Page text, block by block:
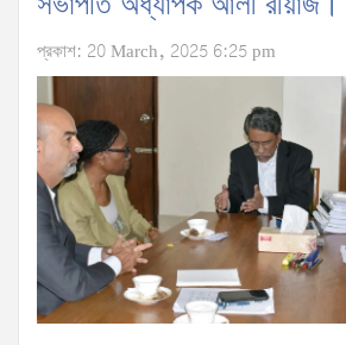
প্রকাশ: 20 March, 2025 6:25 pm